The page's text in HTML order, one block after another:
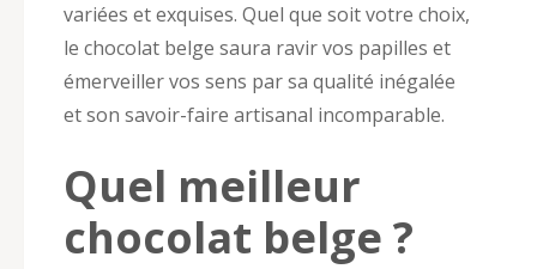
variées et exquises. Quel que soit votre choix,
le chocolat belge saura ravir vos papilles et
émerveiller vos sens par sa qualité inégalée
et son savoir-faire artisanal incomparable.
Quel meilleur
chocolat belge ?